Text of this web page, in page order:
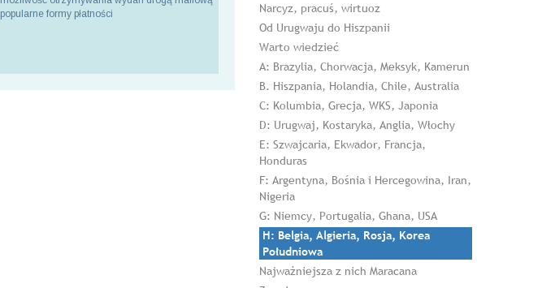
popularne formy płatności
Narcyz, pracuś, wirtuoz
Od Urugwaju do Hiszpanii
Warto wiedzieć
A: Brazylia, Chorwacja, Meksyk, Kamerun
B. Hiszpania, Holandia, Chile, Australia
C: Kolumbia, Grecja, WKS, Japonia
D: Urugwaj, Kostaryka, Anglia, Włochy
E: Szwajcaria, Ekwador, Francja,
Honduras
F: Argentyna, Bośnia i Hercegowina, Iran,
Nigeria
G: Niemcy, Portugalia, Ghana, USA
H: Belgia, Algieria, Rosja, Korea
Południowa
Najważniejsza z nich Maracana